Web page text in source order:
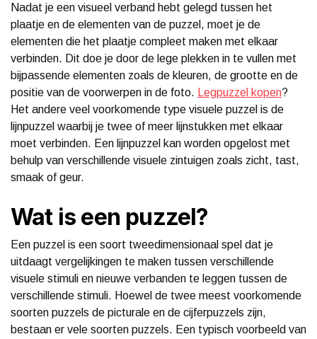
Nadat je een visueel verband hebt gelegd tussen het
plaatje en de elementen van de puzzel, moet je de
elementen die het plaatje compleet maken met elkaar
verbinden. Dit doe je door de lege plekken in te vullen met
bijpassende elementen zoals de kleuren, de grootte en de
positie van de voorwerpen in de foto.
Legpuzzel kopen?
Het andere veel voorkomende type visuele puzzel is de
lijnpuzzel waarbij je twee of meer lijnstukken met elkaar
moet verbinden. Een lijnpuzzel kan worden opgelost met
behulp van verschillende visuele zintuigen zoals zicht, tast,
smaak of geur.
Wat is een puzzel?
Een puzzel is een soort tweedimensionaal spel dat je
uitdaagt vergelijkingen te maken tussen verschillende
visuele stimuli en nieuwe verbanden te leggen tussen de
verschillende stimuli. Hoewel de twee meest voorkomende
soorten puzzels de picturale en de cijferpuzzels zijn,
bestaan er vele soorten puzzels. Een typisch voorbeeld van